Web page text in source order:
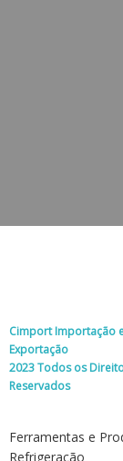
Cimport Importação
Exportação
2023 Todos os
Reservados
Ferramentas e
Refrigeração